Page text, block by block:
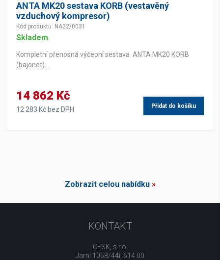
ANTA MK20 sestava KORB (vestavěný
vzduchový kompresor)
Kód produktu: NA22/0031
Skladem
Kompletní přenosná výčepní sestava ANTA MK20 KORB
(bajonet)...
14 862 Kč
12 283 Kč bez DPH Přidat do košíku
Zobrazit celou nabídku»
KONTAKT
CESK, s.r.o.
Jarní 1058/44i, 614 00